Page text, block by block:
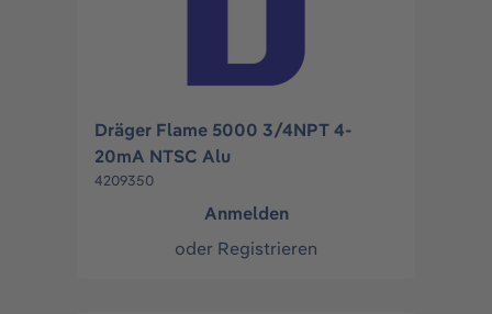
Dräger Flame 5000 3/4NPT 4-
20mA NTSC Alu
4209350
Anmelden
oder Registrieren